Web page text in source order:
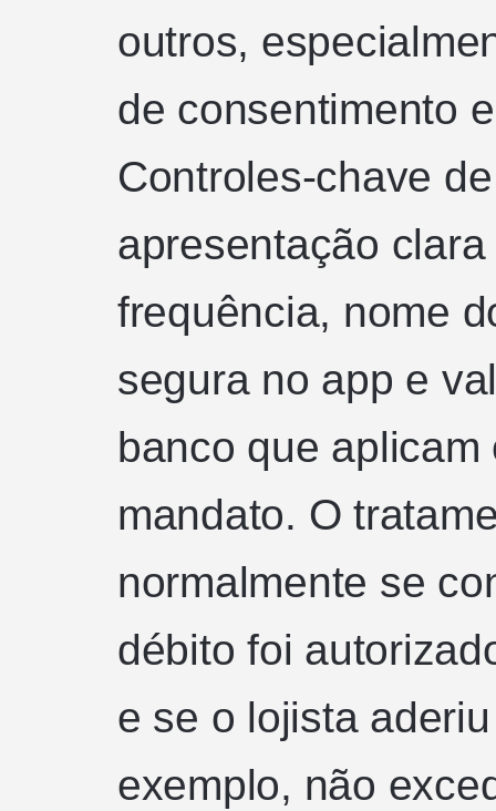
outros,
de consentimento
Controles-chave
apresentação
frequência, nome
segura no app e
banco que
mandato. O
normalmente se
débito foi
e se o lojista
exemplo, não